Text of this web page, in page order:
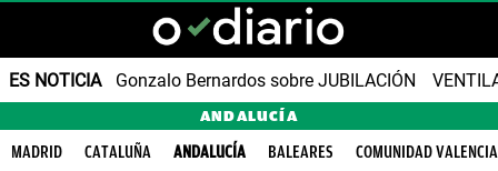
ES NOTICIA Gonzalo Bernardos sobre JUBILACIÓN
ANDALUCÍA
MADRID CATALUÑA ANDALUCÍA BALEARES COMUNIDAD